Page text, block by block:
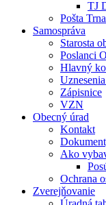
TJ
Pošta
Samospráva
Starosta
Poslanci
Hlavný
Zápisnice
VZN
Obecný úrad
Kontakt
Ako
Ochrana
Zverejňovanie